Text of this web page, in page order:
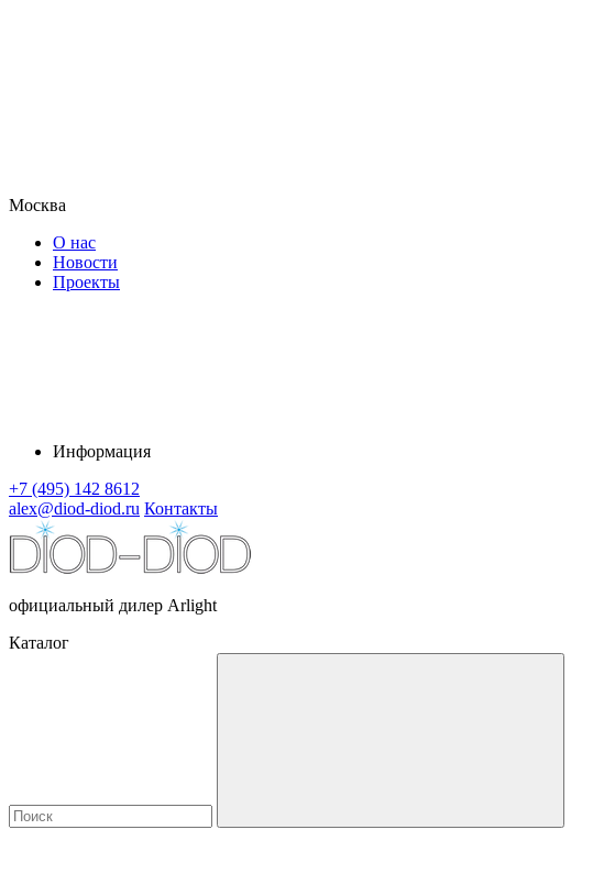
Москва
О нас
Новости
Проекты
Информация
+7 (495) 142 8612
alex@diod-diod.ru Контакты
официальный дилер Arlight
Каталог